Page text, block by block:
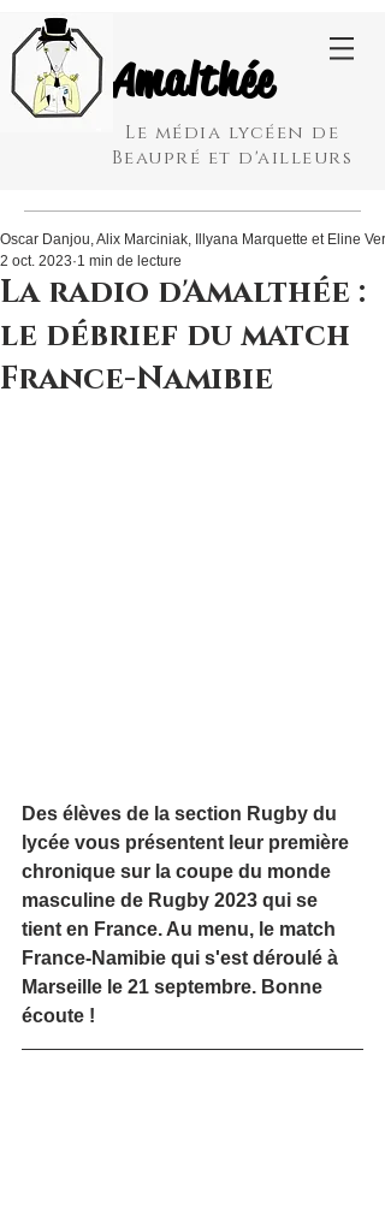
Amalthée
Le média lycéen de
Beaupré et d'ailleurs
La radio d'Amalthée :
le débrief du match
France-Namibie
Oscar Danjou, Alix Marciniak, Illyana Marquette et Eline
2 oct. 2023 1 min de lecture
Des élèves de la section Rugby du
lycée vous présentent leur première
chronique sur la coupe du monde
masculine de Rugby 2023 qui se
tient en France. Au menu, le match
France-Namibie qui s'est déroulé à
Marseille le 21 septembre. Bonne
écoute !